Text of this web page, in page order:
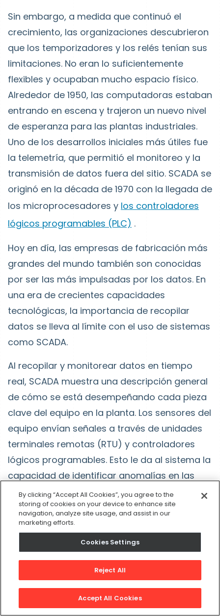
Sin embargo, a medida que continuó el
crecimiento, las organizaciones descubrieron
que los temporizadores y los relés tenían sus
limitaciones. No eran lo suficientemente
flexibles y ocupaban mucho espacio físico.
Alrededor de 1950, las computadoras estaban
entrando en escena y trajeron un nuevo nivel
de esperanza para las plantas industriales.
Uno de los desarrollos iniciales más útiles fue
la telemetría, que permitió el monitoreo y la
transmisión de datos fuera del sitio. SCADA se
originó en la década de 1970 con la llegada de
los microprocesadores y los controladores
lógicos programables (PLC) .
Hoy en día, las empresas de fabricación más
grandes del mundo también son conocidas
por ser las más impulsadas por los datos. En
una era de crecientes capacidades
tecnológicas, la importancia de recopilar
datos se lleva al límite con el uso de sistemas
como SCADA.
Al recopilar y monitorear datos en tiempo
real, SCADA muestra una descripción general
de cómo se está desempeñando cada pieza
clave del equipo en la planta. Los sensores del
equipo envían señales a través de unidades
terminales remotas (RTU) y controladores
lógicos programables. Esto le da al sistema la
capacidad de identificar anomalías en las
funciones del sistema en función de los datos
recopilados, lo que permite que la empresa
tome medidas rápidamente sobre el
SCADA permite que el personal de
mantenimiento tome decisiones más
informadas. El sistema es aplicable a una
amplia variedad de industrias, incluidas las de
By clicking “Accept All Cookies”, you agree to the
storing of cookies on your device to enhance site
navigation, analyze site usage, and assist in our
marketing efforts.
Cookies Settings
Reject All
Accept All Cookies